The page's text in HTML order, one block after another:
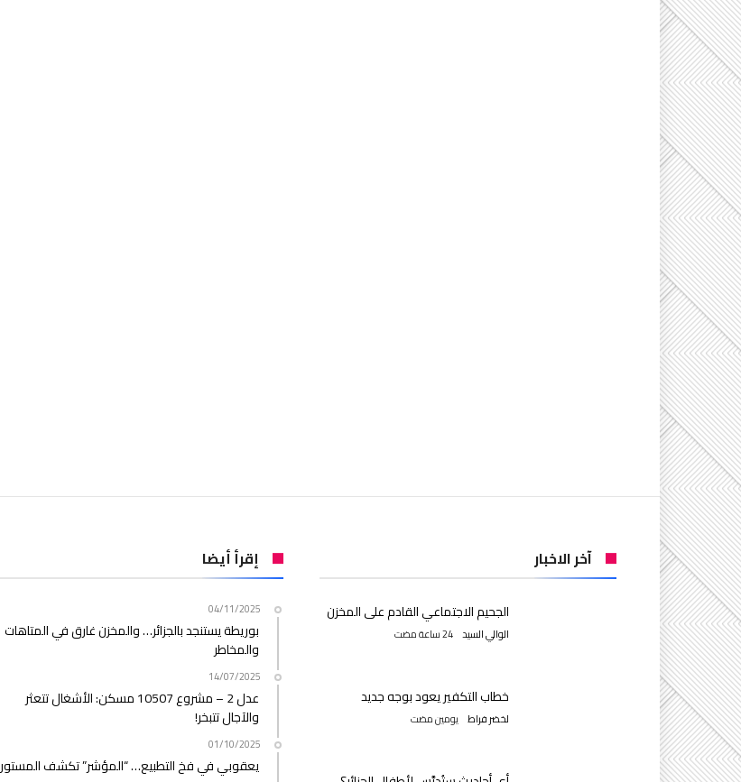
آخر الاخبار
الجحيم الاجتماعي القادم على المخزن
الوالي السيد
خطاب التكفير يعود بوجه جديد
لخضر فراط ‫‫‫‏‫يومين مضت‬
إقرأ أيضا
04/11/2025
بوريطة يستنجد بالجزائر… والمخزن غارق في المتاهات
والمخاطر
14/07/2025
عدل 2 – مشروع 10507 مسكن: الأشغال تتعثر
والآجال تتبخر!
01/10/2025
يعقوبي في فخ التطبيع… “المؤشر” تكشف المستور